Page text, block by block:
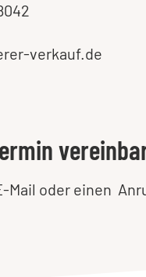
verkauf.de
Mail oder einen